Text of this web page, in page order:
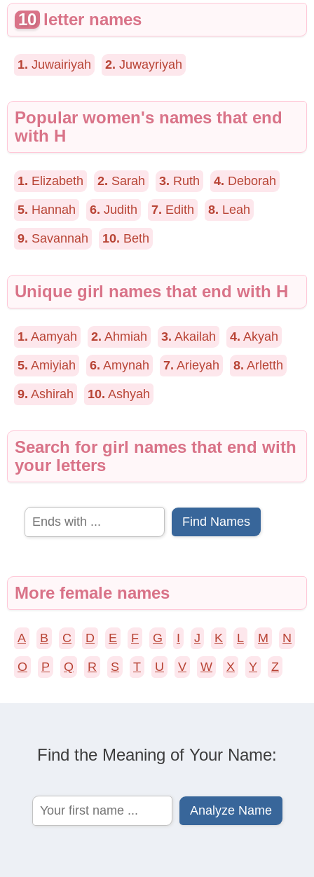
10 letter names
1. Juwairiyah 2. Juwayriyah
Popular women's names that end
with H
1. Elizabeth 2. Sarah 3. Ruth 4. Deborah
5. Hannah 6. Judith 7. Edith 8. Leah
9. Savannah 10. Beth
Unique girl names that end with H
1. Aamyah 2. Ahmiah 3. Akailah 4. Akyah
5. Amiyiah 6. Amynah 7. Arieyah 8. Arletth
9. Ashirah 10. Ashyah
Search for girl names that end with
your letters
Find Names
More female names
A B C D E F G I J K L M N
O P Q R S T U V W X Y Z
Find the Meaning of Your Name: